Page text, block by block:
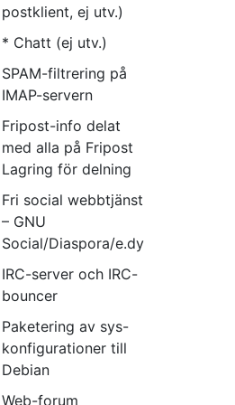
postklient, ej utv.)
* Chatt (ej utv.)
SPAM-filtrering på
IMAP-servern
Fripost-info delat
med alla på Fripost
Lagring för delning
Fri social webbtjänst
– GNU
Social/Diaspora/e.dy
IRC-server och IRC-
bouncer
Paketering av sys-
konfigurationer till
Debian
Web-forum